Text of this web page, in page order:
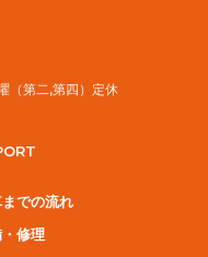
第二,第四）定休
での流れ
修理